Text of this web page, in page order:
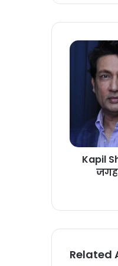
Kapil
Related